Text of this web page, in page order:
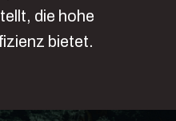
die hohe
bietet.